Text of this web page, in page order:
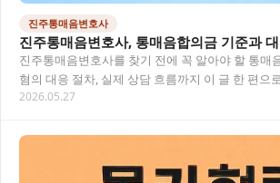
진주통매음변호사
진주통매음변호사, 통매음합의금 기준과
진주통매음변호사를 찾기 전에 꼭 알아야 할 통매
혐의 대응 절차, 실제 상담 흐름까지 이 글 한 편으
진주통매음변호사가 필요한 순간, 어떤…
2026.05.27